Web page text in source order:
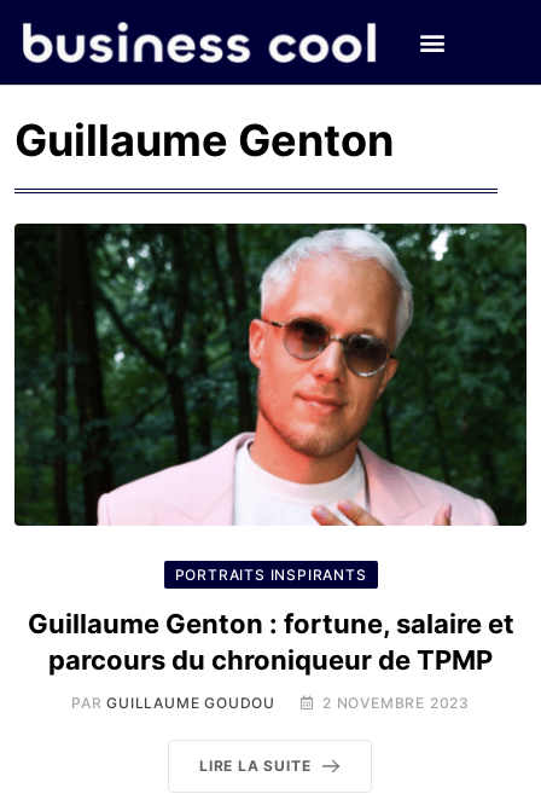
Guillaume Genton
PORTRAITS INSPIRANTS
Guillaume Genton : fortune, salaire et
parcours du chroniqueur de TPMP
PARGUILLAUME GOUDOU 2 NOVEMBRE 2023
LIRE LA SUITE